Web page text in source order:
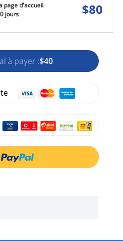
page d'accueil
jours $80
à payer :$40